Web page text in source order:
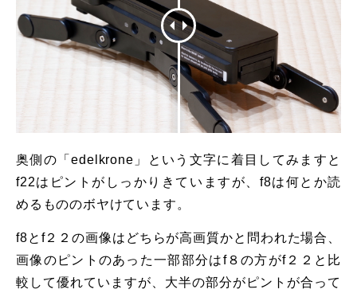
奥側の「edelkrone」という文字に着目してみますと
f22はピントがしっかりきていますが、f8は何とか読
めるもののボヤけています。
f8とf２２の画像はどちらが高画質かと問われた場合、
画像のピントのあった一部部分はf８の方がf２２と比
較して優れていますが、大半の部分がピントが合って